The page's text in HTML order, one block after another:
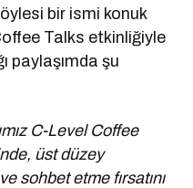
bir ismi konuk
Talks etkinliğiyle
paylaşımda şu
C-Level Coffee
üst düzey
sohbet etme fırsatını